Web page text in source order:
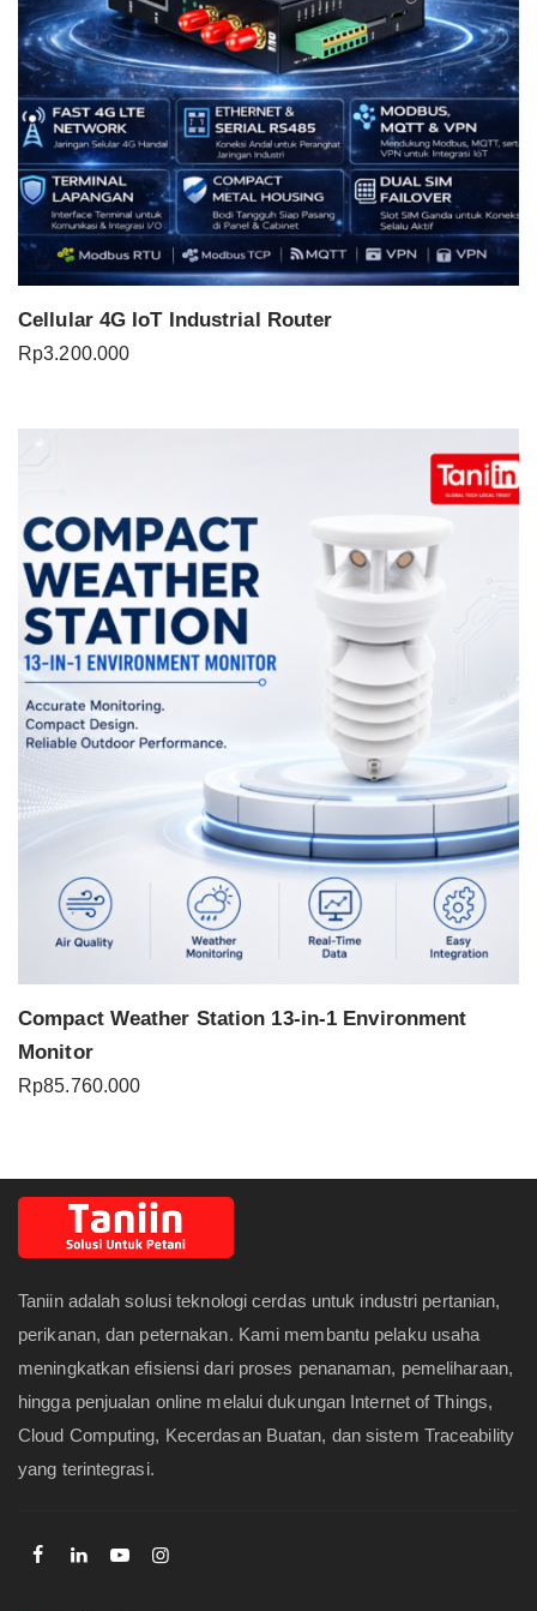
Cellular 4G IoT Industrial Router
Rp3.200.000
Compact Weather Station 13-in-1 Environment
Monitor
Rp85.760.000
Taniin adalah solusi teknologi cerdas untuk industri pertanian,
perikanan, dan peternakan. Kami membantu pelaku usaha
meningkatkan efisiensi dari proses penanaman, pemeliharaan,
hingga penjualan online melalui dukungan Internet of Things,
Cloud Computing, Kecerdasan Buatan, dan sistem Traceability
yang terintegrasi.